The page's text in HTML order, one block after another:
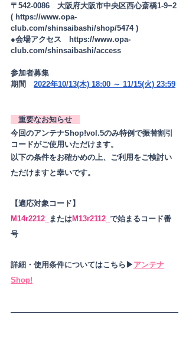
〒542-0086　大阪府大阪市中央区西心斎橋1-9−2
( https://www.opa-
club.com/shinsaibashi/shop/5474 )
●会場アクセス　https://www.opa-
club.com/shinsaibashi/access
​参加者募集
期間 2022年10/13(木) 18:00 ～ 11/15(火) 23:59
重要なお知らせ
今回のアンテナShop!vol.5のみ特例で振替割引
コードがご使用いただけます。
以下の条件をお確かめの上、ご利用をご検討い
ただけますと幸いです。
【適応対象コード】
M14r2212_ またはM13r2112_ で始まるコード番
号
詳細・使用条件についてはこちら▶︎ アンテナ
Shop!